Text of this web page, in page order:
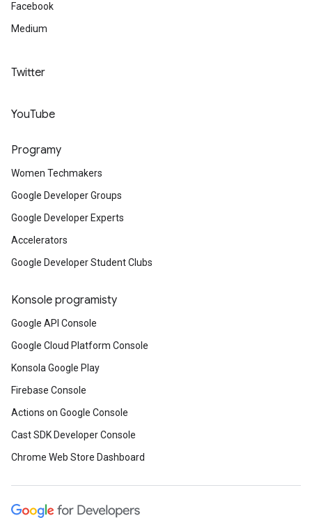
Facebook
Medium
Twitter
YouTube
Programy
Women Techmakers
Google Developer Groups
Google Developer Experts
Accelerators
Google Developer Student Clubs
Konsole programisty
Google API Console
Google Cloud Platform Console
Konsola Google Play
Firebase Console
Actions on Google Console
Cast SDK Developer Console
Chrome Web Store Dashboard